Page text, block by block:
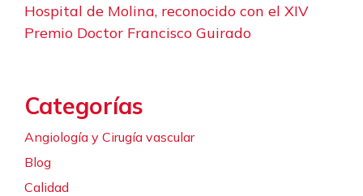
Hospital de Molina, reconocido con el XIV
Premio Doctor Francisco Guirado
Categorías
Angiología y Cirugía vascular
Blog
Calidad